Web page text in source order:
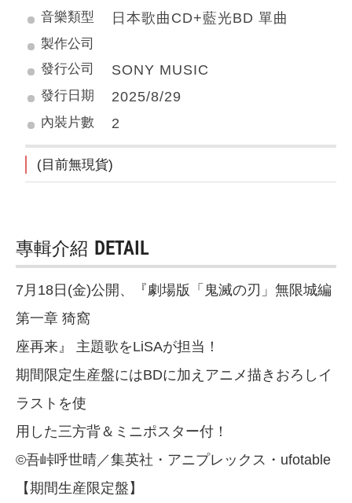
音樂類型 日本歌曲CD+藍光BD 單曲
製作公司
發行公司
SONY MUSIC
發行日期 2025/8/29
內裝片數 2
(目前無現貨)
專輯介紹 DETAIL
7月18日(金)公開、『劇場版「鬼滅の刃」無限城編
第一章 猗窩
座再来』 主題歌をLiSAが担当！
期間限定生産盤にはBDに加えアニメ描きおろしイ
ラストを使
用した三方背＆ミニポスター付！
©吾峠呼世晴／集英社・アニプレックス・ufotable
【期間生産限定盤】